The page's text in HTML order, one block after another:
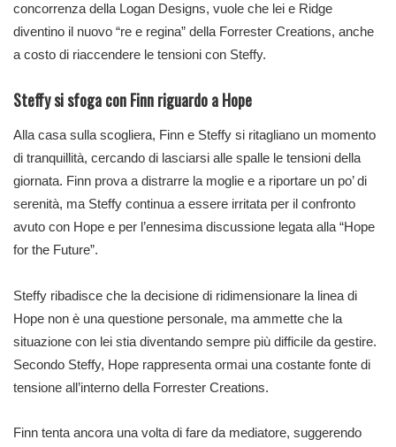
concorrenza della Logan Designs, vuole che lei e Ridge
diventino il nuovo “re e regina” della Forrester Creations, anche
a costo di riaccendere le tensioni con Steffy.
Steffy si sfoga con Finn riguardo a Hope
Alla casa sulla scogliera, Finn e Steffy si ritagliano un momento
di tranquillità, cercando di lasciarsi alle spalle le tensioni della
giornata. Finn prova a distrarre la moglie e a riportare un po’ di
serenità, ma Steffy continua a essere irritata per il confronto
avuto con Hope e per l’ennesima discussione legata alla “Hope
for the Future”.
Steffy ribadisce che la decisione di ridimensionare la linea di
Hope non è una questione personale, ma ammette che la
situazione con lei stia diventando sempre più difficile da gestire.
Secondo Steffy, Hope rappresenta ormai una costante fonte di
tensione all’interno della Forrester Creations.
Finn tenta ancora una volta di fare da mediatore, suggerendo